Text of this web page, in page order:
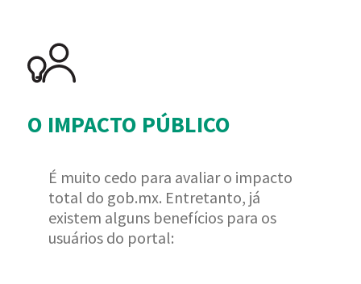
O IMPACTO PÚBLICO
É muito cedo para avaliar o impacto
total do gob.mx. Entretanto, já
existem alguns benefícios para os
usuários do portal: